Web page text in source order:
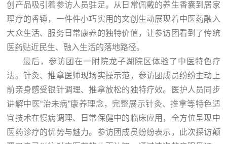
创产品吸引着参访人员驻足。从日常佩戴的养生香囊到居家
理疗的香锤，一件件小巧实用的文创生动展现着中医药融入
大众生活、服务日常康养的独特价值，让参访团看到了传统
医药贴近民生、融入生活的落地路径。
最后，参访团在一附院龙子湖院区体验了中医特色疗
法。针灸、推拿医师现场实操示范，参访团成员纷纷主动上
前亲身感受银针调理、推拿放松的独特疗效。医护人员同步
讲解中医“治未病”康养理念，完整展示针灸、推拿等特色适
宜技术在慢病调理、日常保健中的临床应用，全方位呈现中
医药诊疗的优势与魅力。参访团成员纷纷表示，此次探访颠